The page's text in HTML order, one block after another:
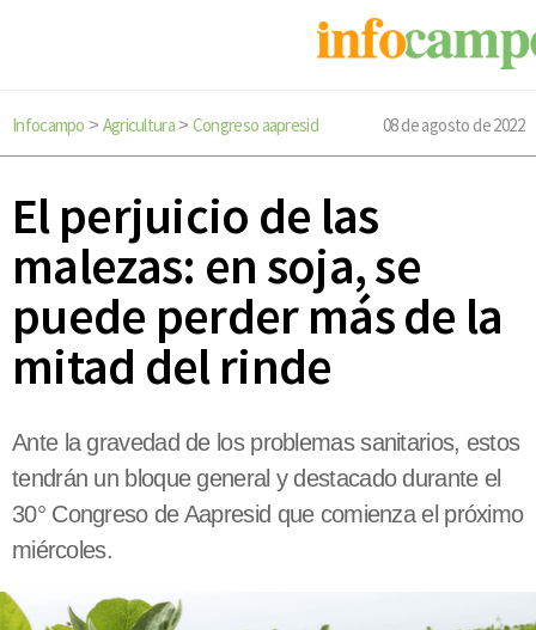
Infocampo > Agricultura> Congreso aapresid 08 de agosto de 2022
El perjuicio de las
malezas: en soja, se
puede perder más de la
mitad del rinde
Ante la gravedad de los problemas sanitarios, estos
tendrán un bloque general y destacado durante el
30° Congreso de Aapresid que comienza el próximo
miércoles.